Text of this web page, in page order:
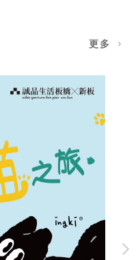
更多